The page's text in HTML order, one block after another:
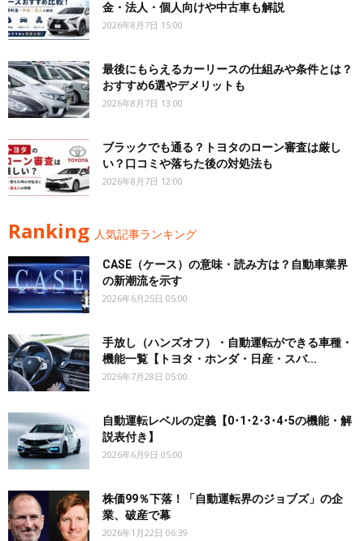
金・法人・個人向けや中古車も解説
2026年8月7日 15:00
最後にもらえるカーリースの仕組みや条件とは？
おすすめ6選やデメリットも
2026年8月7日 13:00
ブラックでも通る？トヨタのローン審査は厳し
い？口コミや落ちた後の対処法も
2026年8月7日 12:00
Ranking 人気記事ランキング
CASE（ケース）の意味・読み方は？自動車業界
の新潮流を示す
2026年6月25日 05:00
手放し（ハンズオフ）・自動運転ができる車種・
機能一覧【トヨタ・ホンダ・日産・スバ...
2026年7月28日 05:00
自動運転レベルの定義【0･1･2･3･4･5の機能・解
説表付き】
2026年6月9日 05:00
株価99％下落！「自動運転界のジョブズ」の企
業、破産で幕
2026年1月22日 06:39